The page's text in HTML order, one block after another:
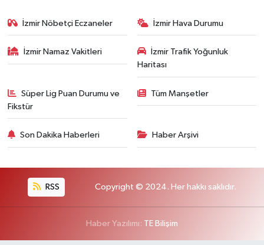
İzmir Nöbetçi Eczaneler İzmir Hava Durumu
İzmir Namaz Vakitleri
İzmir Trafik Yoğunluk
Haritası
Süper Lig Puan Durumu ve
Fikstür
Tüm Manşetler
Son Dakika Haberleri Haber Arşivi
RSS Copyright © 2024. Her hakkı saklıdır.
Haber Yazılımı: TE Bilişim